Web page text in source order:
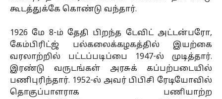
கூடத்துக்கே கொண்டு வந்தார்.
1926 மே 8-ம் தேதி பிறந்த டேவிட் அட்டன்பரோ,
கேம்பிரிட்ஜ் பல்கலைக்கழகத்தில் இயற்கை
வரலாற்றில் பட்டப்படிப்பை 1947-ல் முடித்தார்.
இரண்டு வருடங்கள் அரசுக் கப்பற்படையில்
பணிபுரிந்தார். 1952-ல் அவர் பிபிசி ரேடியோவில்
தொகுப்பாளராக பணியாற்ற